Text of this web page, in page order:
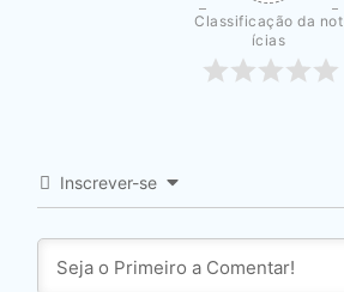
Classificação da not
ícias
Inscrever-se